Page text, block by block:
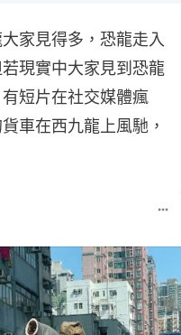
家見得多，恐龍走入
現實中大家見到恐龍
短片在社交媒體瘋
車在西九龍上風馳，